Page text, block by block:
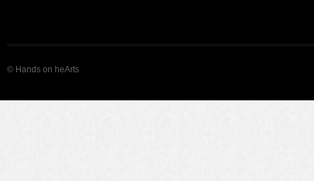
© Hands on heArts